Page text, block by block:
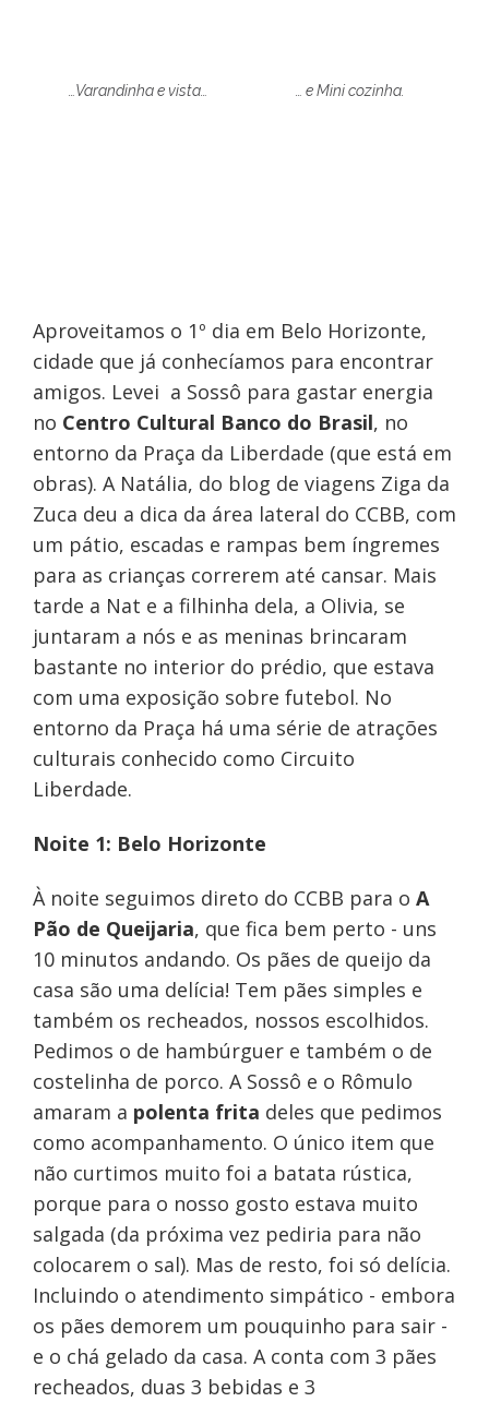
…Varandinha e vista… … e Mini cozinha.
Aproveitamos o 1º dia em Belo Horizonte,
cidade que já conhecíamos para encontrar
amigos. Levei a Sossô para gastar energia
no Centro Cultural Banco do Brasil, no
entorno da Praça da Liberdade (que está em
obras). A Natália, do blog de viagens Ziga da
Zuca deu a dica da área lateral do CCBB, com
um pátio, escadas e rampas bem íngremes
para as crianças correrem até cansar. Mais
tarde a Nat e a filhinha dela, a Olivia, se
juntaram a nós e as meninas brincaram
bastante no interior do prédio, que estava
com uma exposição sobre futebol. No
entorno da Praça há uma série de atrações
culturais conhecido como Circuito
Liberdade.
Noite 1: Belo Horizonte
À noite seguimos direto do CCBB para o A
Pão de Queijaria, que fica bem perto - uns
10 minutos andando. Os pães de queijo da
casa são uma delícia! Tem pães simples e
também os recheados, nossos escolhidos.
Pedimos o de hambúrguer e também o de
costelinha de porco. A Sossô e o Rômulo
amaram a polenta frita deles que pedimos
como acompanhamento. O único item que
não curtimos muito foi a batata rústica,
porque para o nosso gosto estava muito
salgada (da próxima vez pediria para não
colocarem o sal). Mas de resto, foi só delícia.
Incluindo o atendimento simpático - embora
os pães demorem um pouquinho para sair -
e o chá gelado da casa. A conta com 3 pães
recheados, duas 3 bebidas e 3